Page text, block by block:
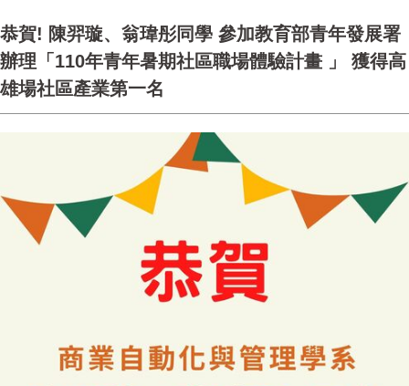
恭賀! 陳羿璇、翁瑋彤同學 參加教育部青年發展署
辦理「110年青年暑期社區職場體驗計畫 」 獲得高
雄場社區產業第一名